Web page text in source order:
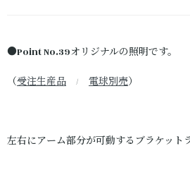
●Point No.39オリジナルの照明です。
（受注生産品 / 電球別売）
左右にアーム部分が可動するブラケット